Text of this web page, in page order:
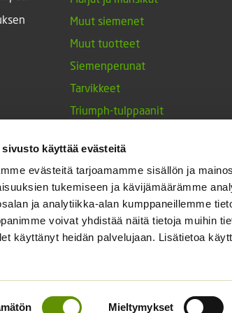
sivusto käyttää evästeitä
evästeitä tarjoamamme sisällön ja
tukemiseen ja kävijämäärämme
ja analytiikka-alan kumppaneillemme
voivat yhdistää näitä tietoja muihin
käyttänyt heidän palvelujaan. Lisätietoa
Mieltymykset
Muut siemenet
Muut tuotteet
Siemenperunat
Tarvikkeet
Triumph-tulppaanit
Yrtit ja maustekasvit